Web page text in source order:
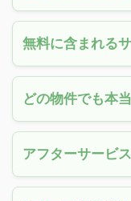
無料に含まれる
どの物件でも本
アフターサービ